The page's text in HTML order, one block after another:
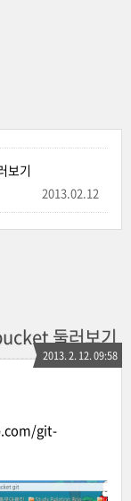
보기
2013.02.12
둘러보기
2013. 2. 12. 09:58
git-